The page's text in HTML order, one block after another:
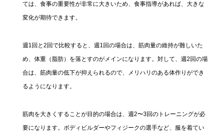
ては、食事の重要性が非常に大きいため、食事指導があれば、大きな
変化が期待できます。
週1回と2回で比較すると、週1回の場合は、筋肉量の維持が難しいた
め、体重（脂肪）を落とすのがメインになります。対して、週2回の場
合は、筋肉量の低下が抑えられるので、メリハリのある体作りができ
るようになります。
筋肉を大きくすることが目的の場合は、週2〜3回のトレーニングが必
要になります。ボディビルダーやフィジークの選手など、服を着てい